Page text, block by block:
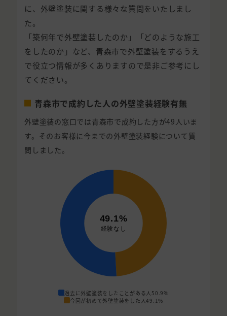
に、外壁塗装に関する様々な質問をいたしまし
た。
「築何年で外壁塗装したのか」「どのような施工
をしたのか」など、青森市で外壁塗装をするうえ
で役立つ情報が多くありますので是非ご参考にし
てください。
青森市で成約した人の外壁塗装経験有無
外壁塗装の窓口では青森市で成約した方が49人いま
す。そのお客様に今までの外壁塗装経験について質
問しました。
過去に外壁塗装をしたことがある人 50.9%
今回が初めて外壁塗装をした人49.1%